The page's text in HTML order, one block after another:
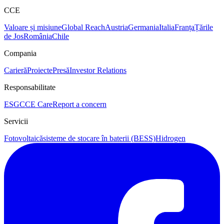
CCE
Valoare și misiuneGlobal ReachAustriaGermaniaItaliaFranțaȚările
de JosRomâniaChile
Compania
CarierăProiectePresăInvestor Relations
Responsabilitate
ESGCCE CareReport a concern
Servicii
Fotovoltaicăsisteme de stocare în baterii (BESS)Hidrogen